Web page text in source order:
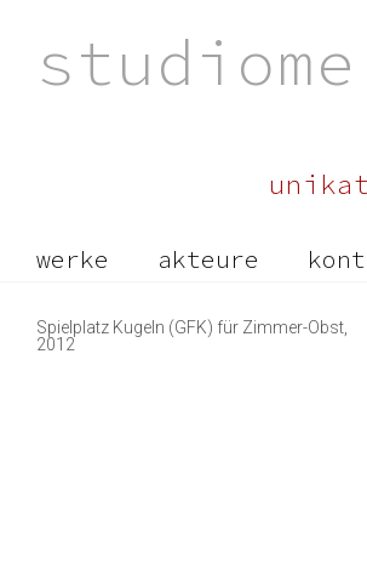
werke akteure
Spielplatz Kugeln (GFK) für Zimmer-Obst,
2012